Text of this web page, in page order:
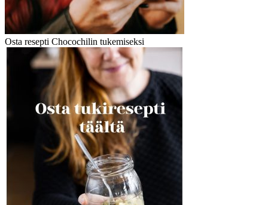
Osta resepti Chocochilin tukemiseksi